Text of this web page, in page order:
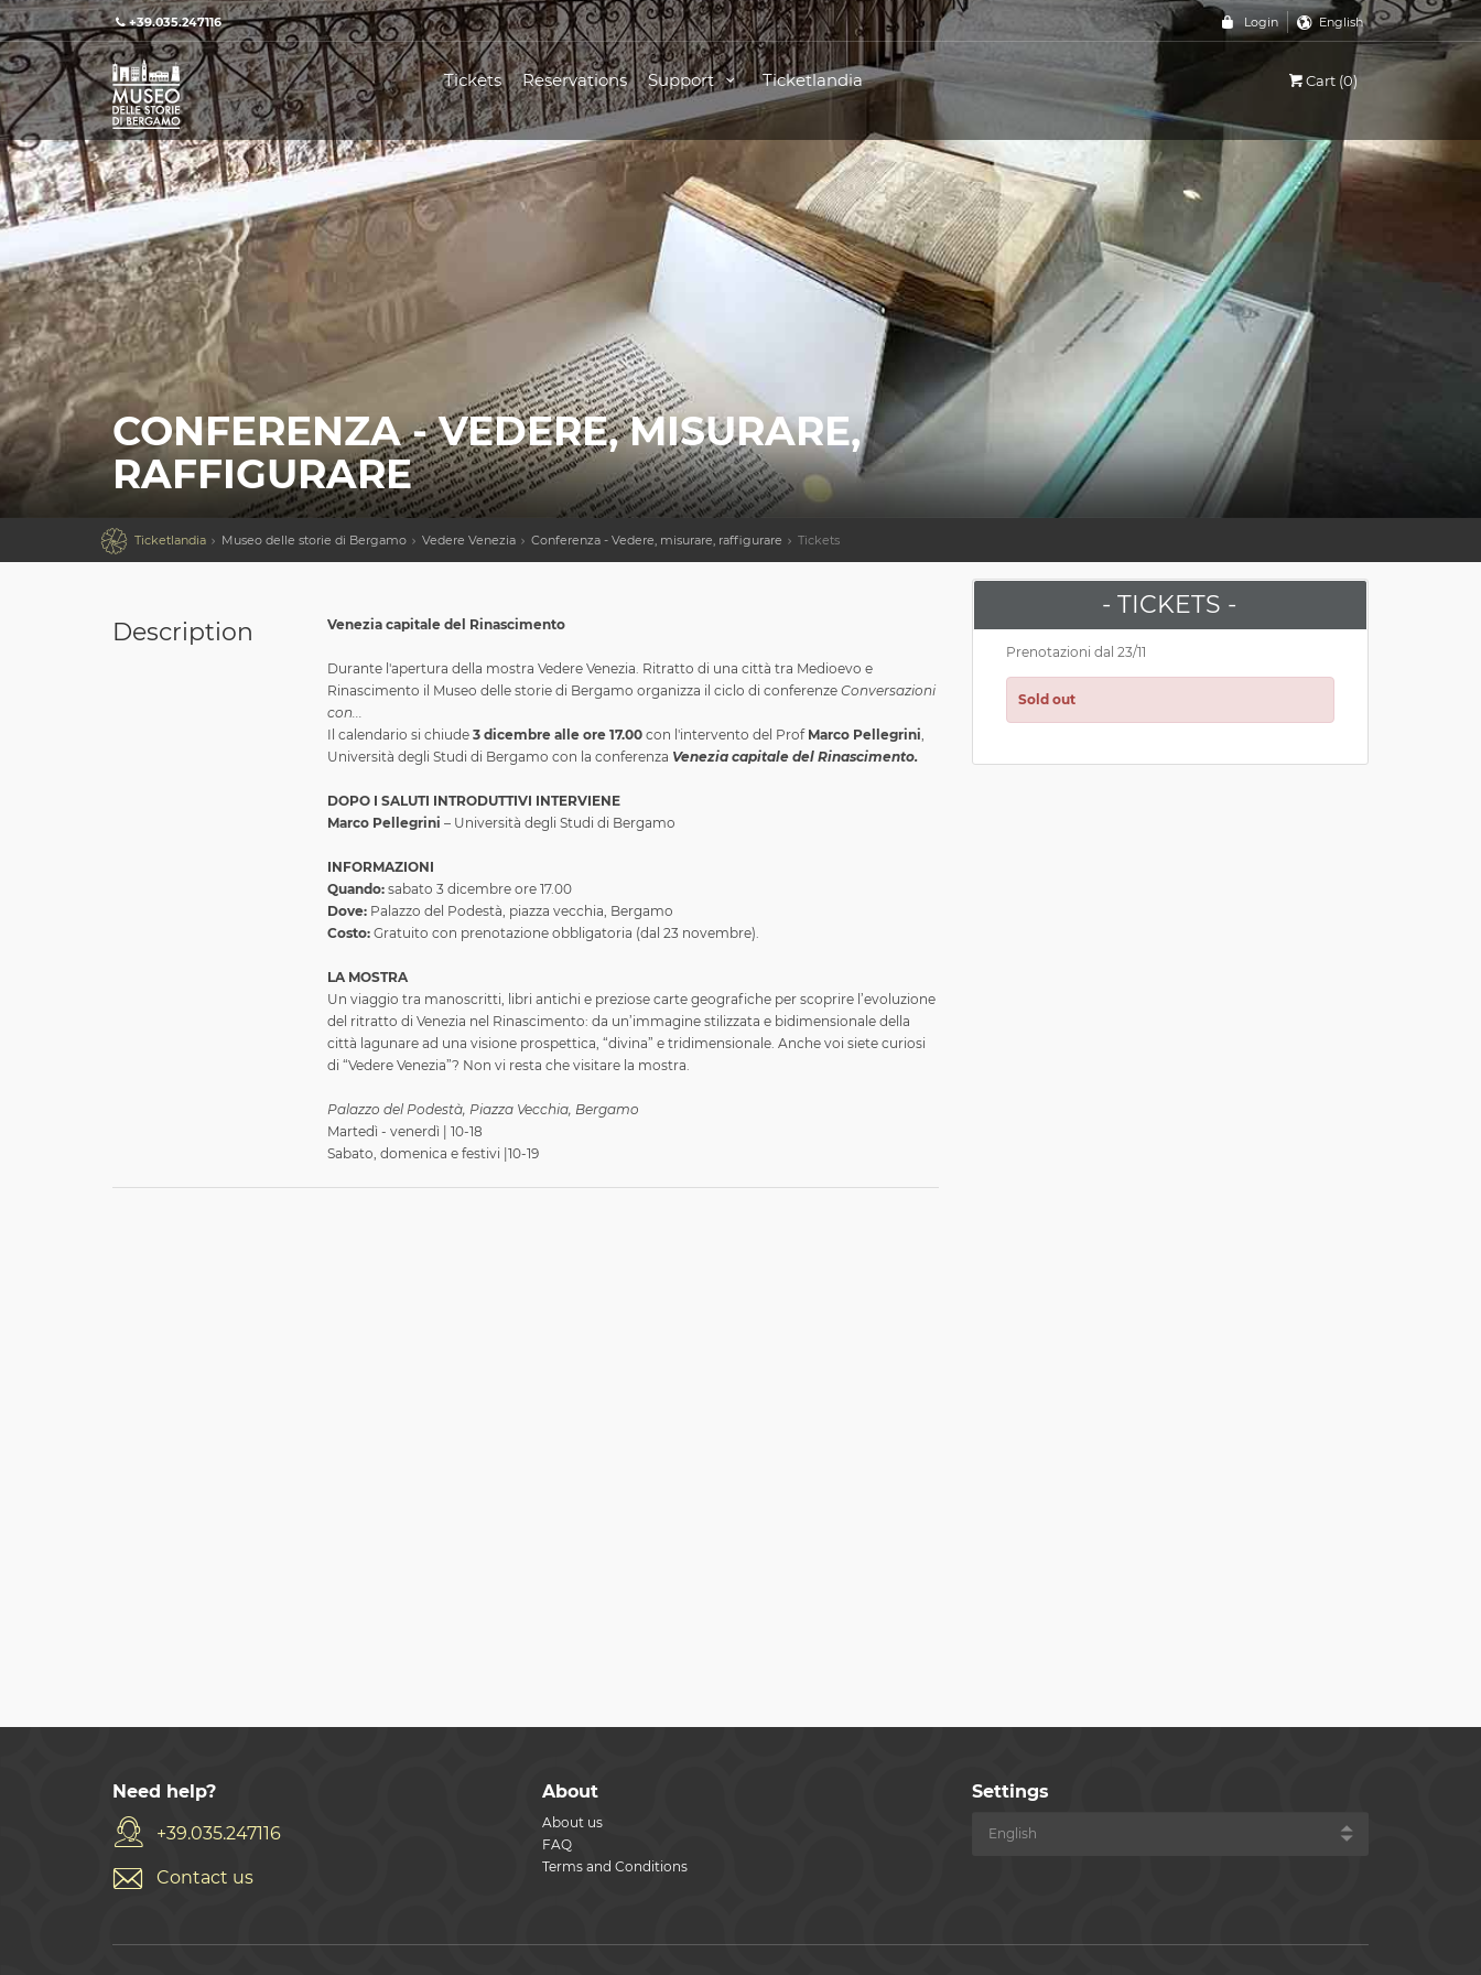
+39.035.247116 Login English
Tickets Reservations Support Ticketlandia Cart (0)
CONFERENZA - VEDERE, MISURARE,
RAFFIGURARE
 Ticketlandia Museo delle storie di Bergamo Vedere Venezia Conferenza - Vedere, misurare, raffigurare Tickets
Description Venezia capitale del Rinascimento
Durante l'apertura della mostra Vedere Venezia. Ritratto di una città tra Medioevo e
Rinascimento il Museo delle storie di Bergamo organizza il ciclo di conferenze Conversazioni
con...
Il calendario si chiude 3 dicembre alle ore 17.00 con l'intervento del Prof Marco Pellegrini,
Università degli Studi di Bergamo con la conferenza Venezia capitale del Rinascimento.
DOPO I SALUTI INTRODUTTIVI INTERVIENE
Marco Pellegrini – Università degli Studi di Bergamo
INFORMAZIONI
Quando: sabato 3 dicembre ore 17.00
Dove: Palazzo del Podestà, piazza vecchia, Bergamo
Costo: Gratuito con prenotazione obbligatoria (dal 23 novembre).
LA MOSTRA
Un viaggio tra manoscritti, libri antichi e preziose carte geografiche per scoprire l’evoluzione
del ritratto di Venezia nel Rinascimento: da un’immagine stilizzata e bidimensionale della
città lagunare ad una visione prospettica, “divina” e tridimensionale. Anche voi siete curiosi
di “Vedere Venezia”? Non vi resta che visitare la mostra.
Palazzo del Podestà, Piazza Vecchia, Bergamo
Martedì - venerdì | 10-18
Sabato, domenica e festivi |10-19
- TICKETS -
Prenotazioni dal 23/11
Sold out
Need help?
+39.035.247116
Contact us
About
About us
FAQ
Terms and Conditions
Settings